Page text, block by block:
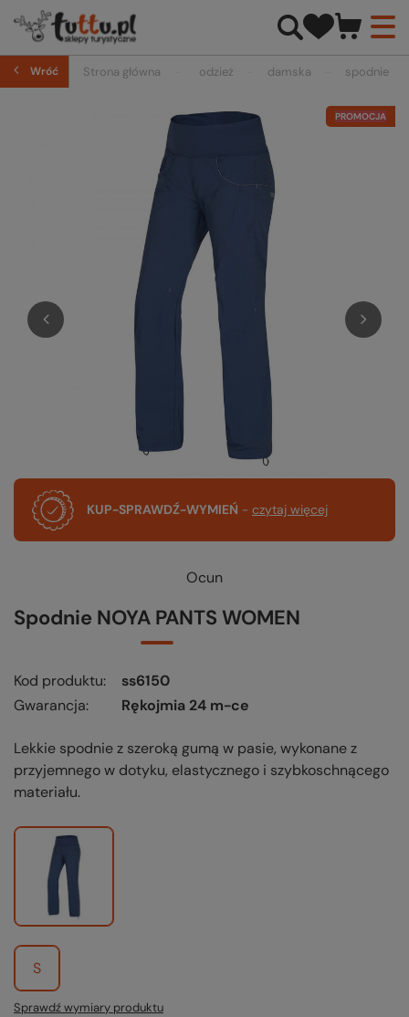
Wróć Strona główna odzież damska spodnie
PROMOCJA
KUP-SPRAWDŹ-WYMIEŃ - czytaj więcej
Ocun
Spodnie NOYA PANTS WOMEN
Kod produktu
ss6150
Gwarancja
Rękojmia 24 m-ce
Lekkie spodnie z szeroką gumą w pasie, wykonane z
przyjemnego w dotyku, elastycznego i szybkoschnącego
materiału.
S
Sprawdź wymiary produktu